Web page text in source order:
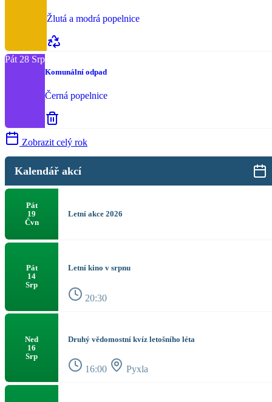
Žlutá a modrá popelnice
Pát 28 Srp
Komunální odpad
Černá popelnice
Zobrazit celý rok
Kalendář akcí
Pát
19
Čvn
Letní akce 2026
Pát
14
Srp
Letní kino v srpnu
20:30
Ned
16
Srp
Druhý vědomostní kvíz letošního léta
16:00 Pyxla